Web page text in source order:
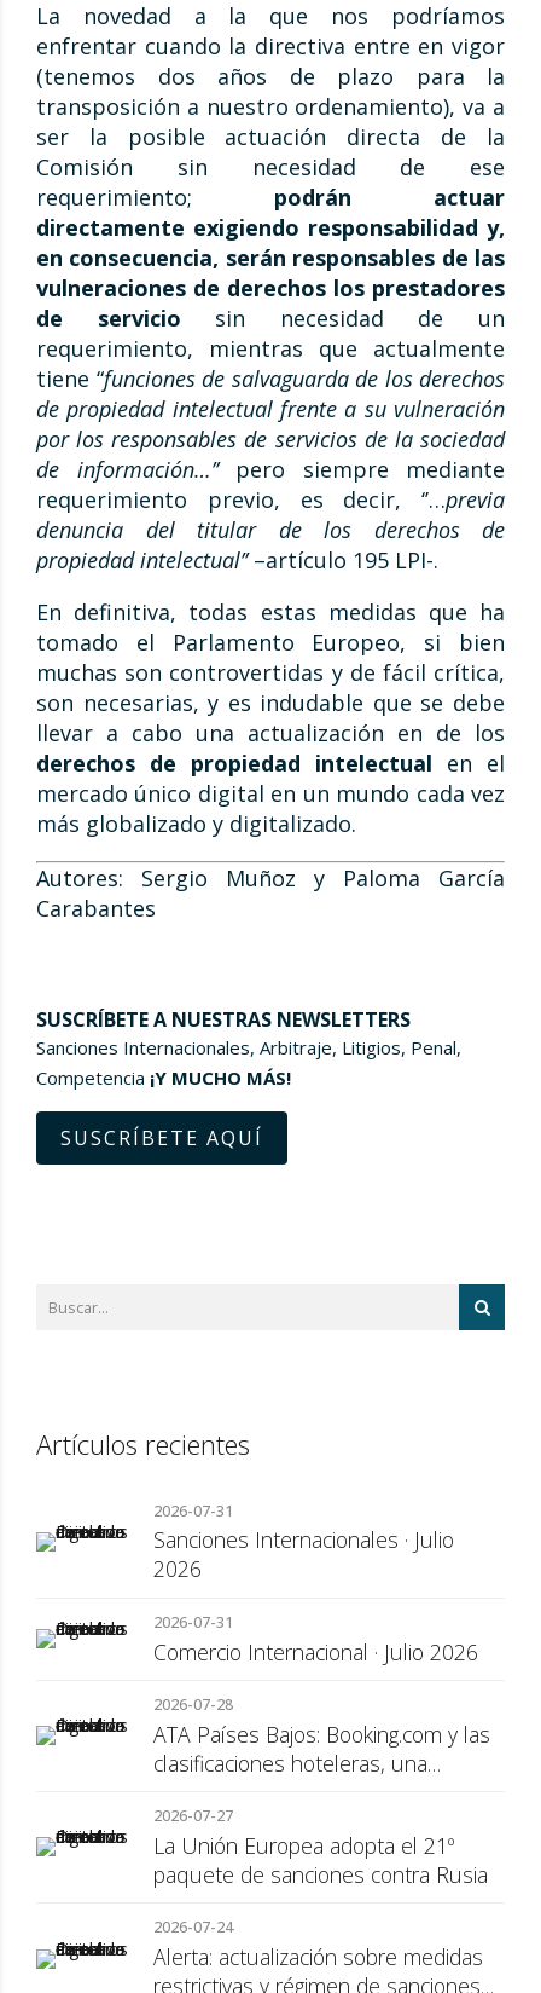
La novedad a la que nos podríamos
enfrentar cuando la directiva entre en vigor
(tenemos dos años de plazo para la
transposición a nuestro ordenamiento), va a
ser la posible actuación directa de la
Comisión sin necesidad de ese
requerimiento; podrán actuar
directamente exigiendo responsabilidad y,
en consecuencia, serán responsables de las
vulneraciones de derechos los prestadores
de servicio sin necesidad de un
requerimiento, mientras que actualmente
tiene “funciones de salvaguarda de los derechos
de propiedad intelectual frente a su vulneración
por los responsables de servicios de la sociedad
de información…’’ pero siempre mediante
requerimiento previo, es decir, ‘’…previa
denuncia del titular de los derechos de
propiedad intelectual’’–artículo 195 LPI-.
En definitiva, todas estas medidas que ha
tomado el Parlamento Europeo, si bien
muchas son controvertidas y de fácil crítica,
son necesarias, y es indudable que se debe
llevar a cabo una actualización en de los
derechos de propiedad intelectual en el
mercado único digital en un mundo cada vez
más globalizado y digitalizado.
Autores: Sergio Muñoz y Paloma García
Carabantes
SUSCRÍBETE A NUESTRAS NEWSLETTERS
Sanciones Internacionales, Arbitraje, Litigios, Penal,
Competencia ¡Y MUCHO MÁS!
SUSCRÍBETE AQUÍ
Artículos recientes
2026-07-31
Sanciones Internacionales · Julio
2026
2026-07-31
Comercio Internacional · Julio 2026
2026-07-28
ATA Países Bajos: Booking.com y las
clasificaciones hoteleras, una
consumidor
2026-07-27
La Unión Europea adopta el 21º
paquete de sanciones contra Rusia
2026-07-24
Alerta: actualización sobre medidas
restrictivas y régimen de sanciones